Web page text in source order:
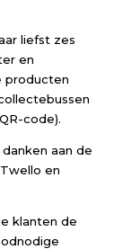
liefst zes
en
producten
code).
aan de
en
klanten de